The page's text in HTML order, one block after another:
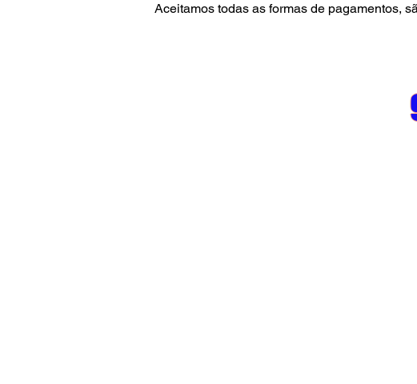
Aceitamos todas as formas de pagamentos,